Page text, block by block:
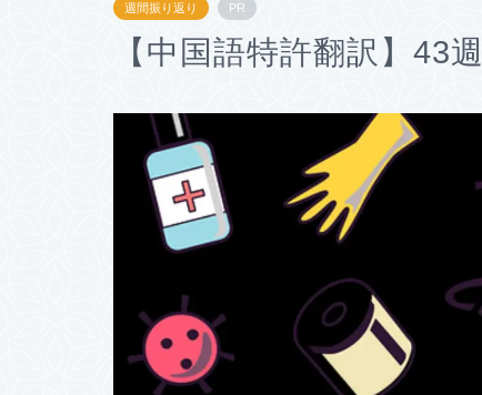
週間振り返り PR
【中国語特許翻訳】